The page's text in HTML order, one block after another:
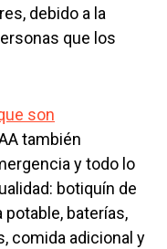
debido a la
que los
son
también
y todo lo
botiquín de
baterías,
comida adicional y